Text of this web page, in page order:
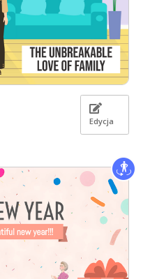
Edycja